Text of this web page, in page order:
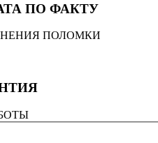
ПО ФАКТУ
ПОЛОМКИ